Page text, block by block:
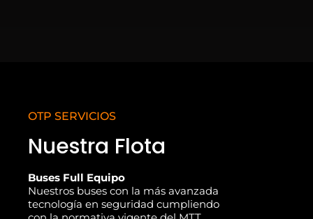
OTP SERVICIOS
Nuestra Flota
Buses Full Equipo
Nuestros buses con la más avanzada
tecnología en seguridad cumpliendo